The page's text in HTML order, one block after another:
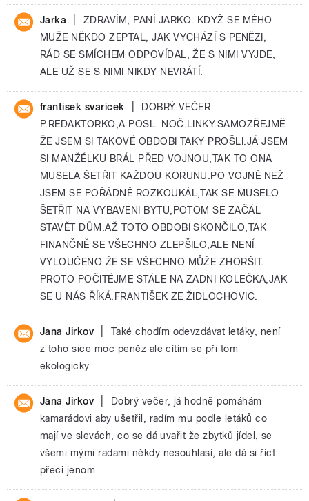
Jarka
ZDRAVÍM, PANÍ JARKO. KDYŽ SE MÉHO
MUŽE NĚKDO ZEPTAL, JAK VYCHÁZÍ S PENĚZI,
RÁD SE SMÍCHEM ODPOVÍDAL, ŽE S NIMI VYJDE,
ALE UŽ SE S NIMI NIKDY NEVRÁTÍ.
frantisek svaricek
DOBRÝ VEČER
P.REDAKTORKO,A POSL. NOČ.LINKY.SAMOZŘEJMĚ
ŽE JSEM SI TAKOVÉ OBDOBI TAKY PROŠLI.JÁ JSEM
SI MANŽÉLKU BRÁL PŘED VOJNOU,TAK TO ONA
MUSELA ŠETŘIT KAŽDOU KORUNU.PO VOJNĚ NEŽ
JSEM SE POŘÁDNĚ ROZKOUKÁL,TAK SE MUSELO
ŠETŘIT NA VYBAVENI BYTU,POTOM SE ZAČÁL
STAVĚT DŮM.AŽ TOTO OBDOBI SKONČILO,TAK
FINANČNĚ SE VŠECHNO ZLEPŠILO,ALE NENÍ
VYLOUČENO ŽE SE VŠECHNO MŮŽE ZHORŠIT.
PROTO POČITÉJME STÁLE NA ZADNI KOLEČKA,JAK
SE U NÁS ŘÍKÁ.FRANTIŠEK ZE ŽIDLOCHOVIC.
Jana Jirkov
Také chodím odevzdávat letáky, není
z toho sice moc peněz ale cítím se při tom
ekologicky
Jana Jirkov
Dobrý večer, já hodně pomáhám
kamarádovi aby ušetřil, radím mu podle letáků co
mají ve slevách, co se dá uvařit že zbytků jídel, se
všemi mými radami někdy nesouhlasí, ale dá si říct
přeci jenom